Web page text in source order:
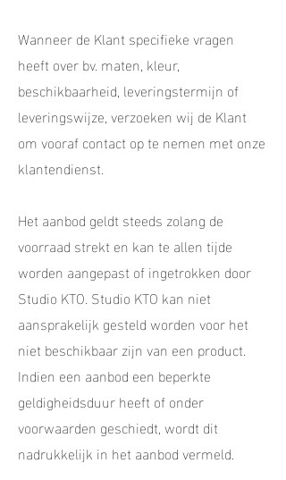
Wanneer de Klant specifieke vragen
heeft over bv. maten, kleur,
beschikbaarheid, leveringstermijn of
leveringswijze, verzoeken wij de Klant
om vooraf contact op te nemen met onze
klantendienst.
Het aanbod geldt steeds zolang de
voorraad strekt en kan te allen tijde
worden aangepast of ingetrokken door
Studio KTO. Studio KTO kan niet
aansprakelijk gesteld worden voor het
niet beschikbaar zijn van een product.
Indien een aanbod een beperkte
geldigheidsduur heeft of onder
voorwaarden geschiedt, wordt dit
nadrukkelijk in het aanbod vermeld.